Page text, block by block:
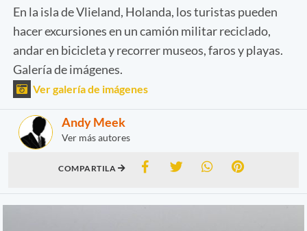
En la isla de Vlieland, Holanda, los turistas pueden
hacer excursiones en un camión militar reciclado,
andar en bicicleta y recorrer museos, faros y playas.
Galería de imágenes.
Ver galería de imágenes
Andy Meek
Ver más autores
COMPARTILA